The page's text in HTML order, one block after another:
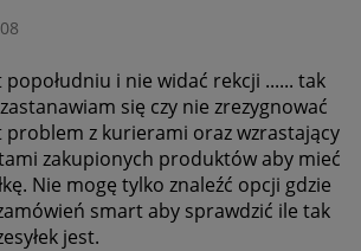
popołudniu i nie widać rekcji ...... tak
zastanawiam się czy nie zrezygnować
problem z kurierami oraz wzrastający
zakupionych produktów aby mieć
Nie mogę tylko znaleźć opcji gdzie
smart aby sprawdzić ile tak
jest.